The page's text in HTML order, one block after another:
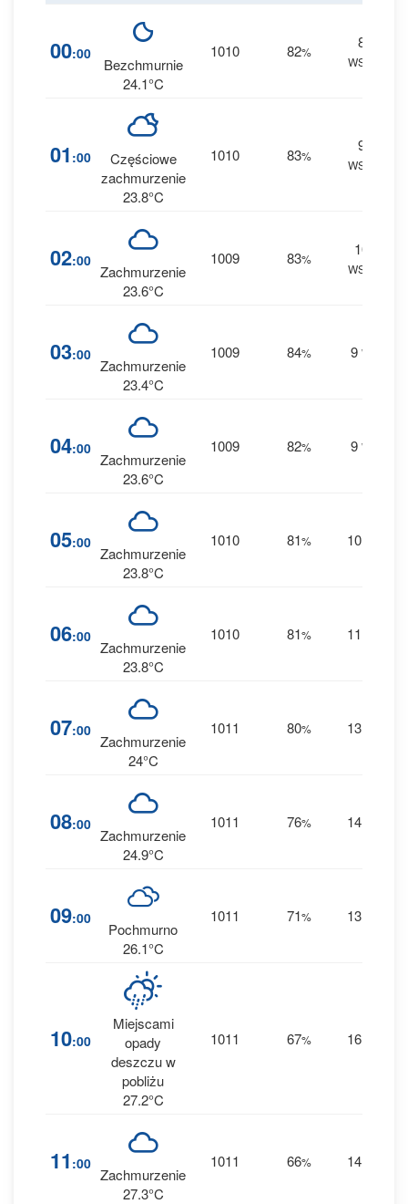
00:00
Bezchmurnie
24.1°C
1010 82%
8
WSW
01 :00
Częściowe
zachmurzenie
23.8°C
1010 83%
9
WSW
02:00
Zachmurzenie
23.6°C
1009 83%
10
WSW
03:00
Zachmurzenie
23.4°C
1009 84% 9 W
04:00
Zachmurzenie
23.6°C
1009 82% 9 W
05:00
Zachmurzenie
23.8°C
1010 81% 10
06:00
Zachmurzenie
23.8°C
1010 81% 11
07:00
Zachmurzenie
24°C
1011 80% 13
08:00
Zachmurzenie
24.9°C
1011 76% 14
09:00
Pochmurno
26.1°C
1011 71% 13
10:00
Miejscami
opady
deszczu w
pobliżu
27.2°C
1011 67% 16
11 :00
Zachmurzenie
27.3°C
1011 66% 14